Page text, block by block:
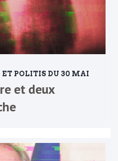
ET POLITIS DU 30 MAI
et deux